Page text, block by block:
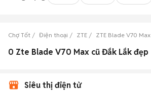
Chợ Tốt Điện thoại ZTE ZTE Blade V70 Max
0 Zte Blade V70 Max cũ Đắk Lắk đẹp
Siêu thị điện tử